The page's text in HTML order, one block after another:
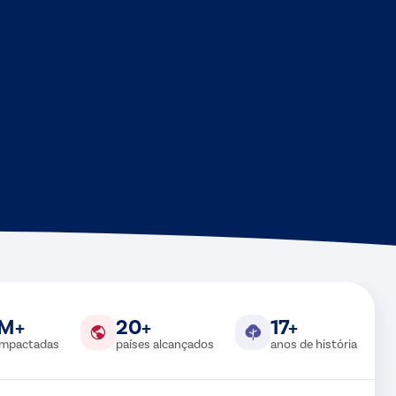
20+
países alcançados
17+
anos de história